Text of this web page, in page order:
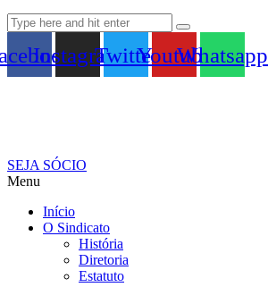
InstagramTwitterYoutubeWhatsapp
SEJA SÓCIO
Menu
Início
O Sindicato
História
Diretoria
Estatuto